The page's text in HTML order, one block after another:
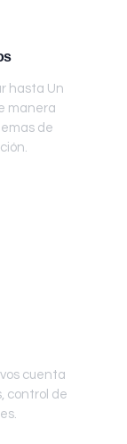
hasta Un
manera
de
cuenta
control de